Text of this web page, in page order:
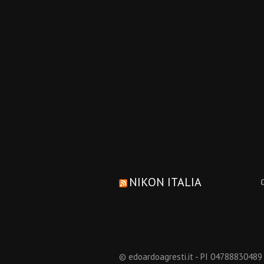
NIKON ITALIA
© edoardoagresti.it - PI